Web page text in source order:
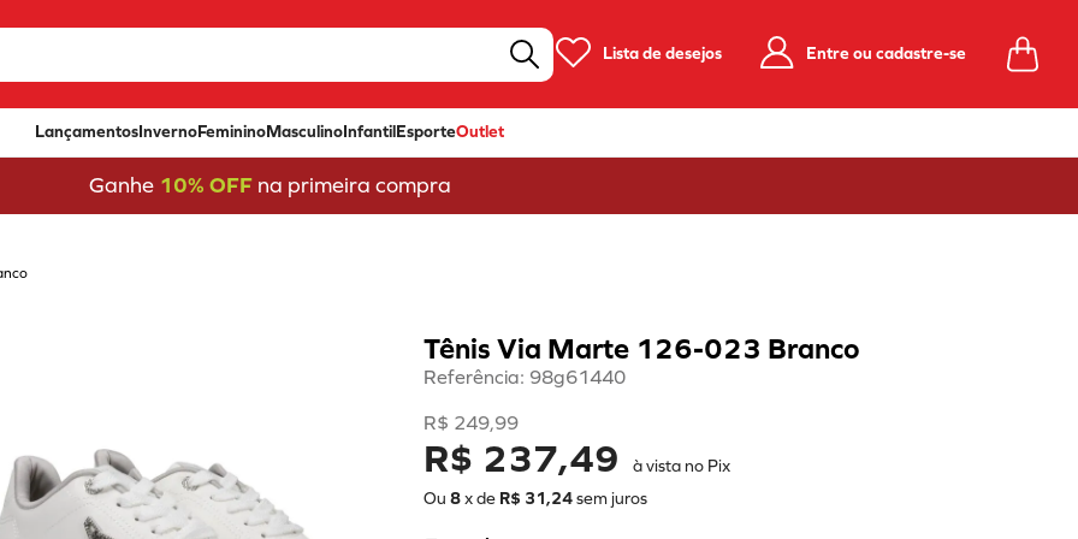
Lista de desejos Entre ou cadastre-se
LançamentosInvernoFemininoMasculinoInfantilEsporteOutlet
Ganhe 10% OFFna primeira compra
Tênis Via Marte 126-023 Branco
Referência: 98g61440
R$ 249,99
R$ 237,49
à vista no Pix
Ou8x de R$ 31,24sem juros